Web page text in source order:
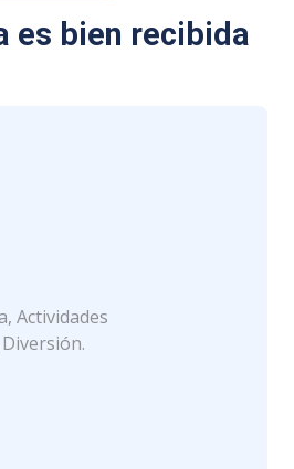
es bien recibida
Actividades